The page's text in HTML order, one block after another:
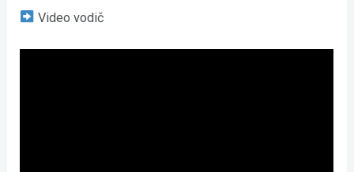
Video vodič